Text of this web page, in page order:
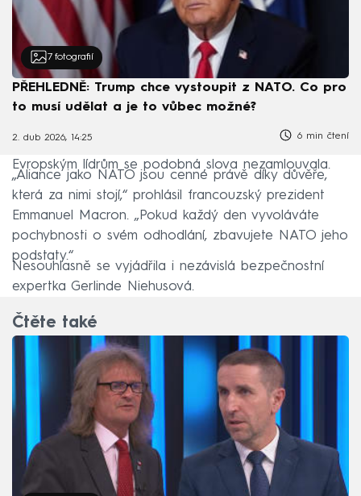
7 fotografií
PŘEHLEDNĚ: Trump chce vystoupit z NATO. Co pro
to musí udělat a je to vůbec možné?
2. dub 2026, 14:25 6 min čtení
Evropským lídrům se podobná slova nezamlouvala.
„Aliance jako NATO jsou cenné právě díky důvěře,
která za nimi stojí,“ prohlásil francouzský prezident
Emmanuel Macron. „Pokud každý den vyvoláváte
pochybnosti o svém odhodlání, zbavujete NATO jeho
podstaty.“
Nesouhlasně se vyjádřila i nezávislá bezpečnostní
expertka Gerlinde Niehusová.
Čtěte také